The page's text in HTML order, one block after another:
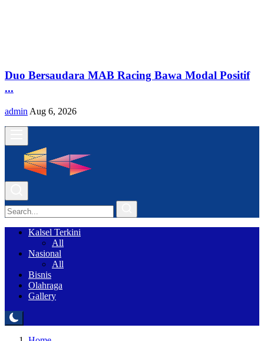
Duo Bersaudara MAB Racing Bawa Modal Positif
...
admin Aug 6, 2026
Kalsel Terkini
All
Nasional
All
Bisnis
Olahraga
Gallery